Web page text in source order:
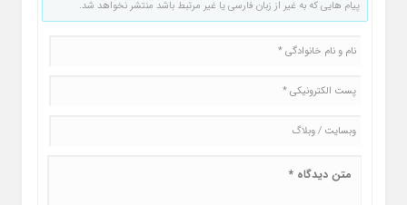
پیام هایی که به غیر از زبان فارسی یا غیر مرتبط باشد منتشر نخواهد شد.